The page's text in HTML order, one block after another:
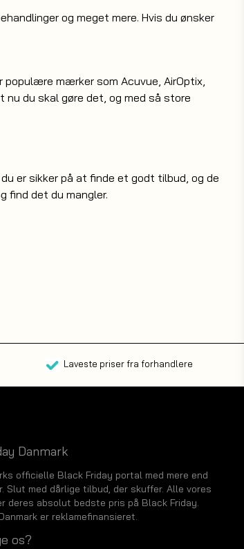
og meget mere. Hvis du ønsker
mærker som Acuvue, AirOptix,
du skal gøre det, og med så store
er sikker på at finde et godt tilbud, og de
find det du mangler.
Laveste priser fra forhandlere
Danmark
officielle Black Friday portal med mere end
Slut med dårlige tilbud, der skuffer. Alle vores
deres absolut bedste pris på Black Friday.
er reklamefinansieret.
os?